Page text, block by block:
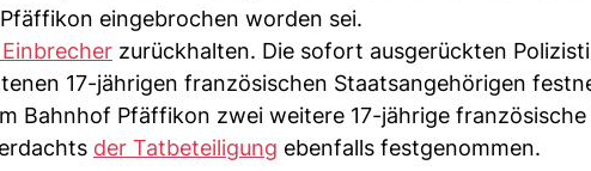
eingebrochen worden sei.
zurückhalten. Die sofort ausgerückten
17-jährigen französischen Staatsangehörigen
Bahnhof Pfäffikon zwei weitere 17-jährige
der Tatbeteiligung ebenfalls festgenommen.